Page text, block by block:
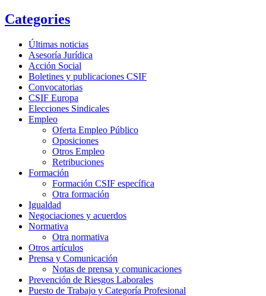
Categories
Últimas noticias
Asesoría Jurídica
Acción Social
Boletines y publicaciones CSIF
Convocatorias
CSIF Europa
Elecciones Sindicales
Empleo
Oferta Empleo Público
Oposiciones
Otros Empleo
Retribuciones
Formación
Formación CSIF específica
Otra formación
Igualdad
Negociaciones y acuerdos
Normativa
Otra normativa
Otros artículos
Prensa y Comunicación
Notas de prensa y comunicaciones
Prevención de Riesgos Laborales
Puesto de Trabajo y Categoría Profesional